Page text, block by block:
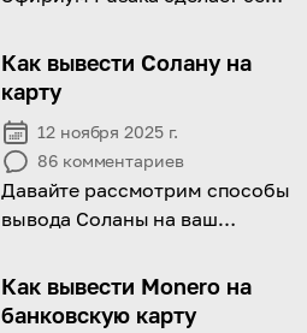
Как вывести Солану на
карту
12 ноября 2025 г.
86 комментариев
Давайте рассмотрим способы
вывода Соланы на ваш
различных платформ!
Как вывести Monero на
банковскую карту